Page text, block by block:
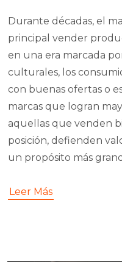
Durante décadas, el
principal vender
en una era marcada
culturales, los
con buenas ofertas o
marcas que logran
aquellas que venden
posición, defienden
un propósito más
Leer Más